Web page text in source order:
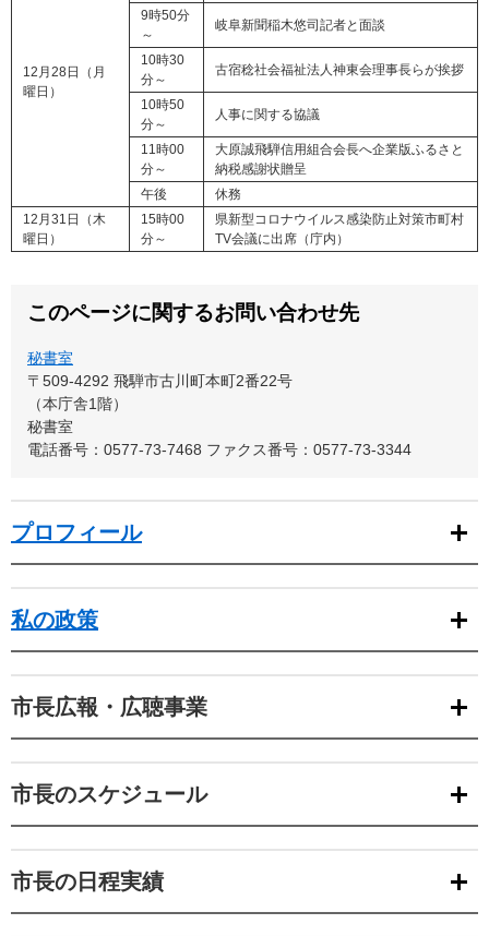
プロフィール
私の政策
市長広報・広聴事業
市長のスケジュール
市長の日程実績
12月28日（月
曜日）
9時50分
～
岐阜新聞稲木悠司記者と面談
10時30
分～
古宿稔社会福祉法人神東会理事長らが挨拶
10時50
分～
人事に関する協議
11時00
分～
大原誠飛騨信用組合会長へ企業版ふるさと
納税感謝状贈呈
午後
休務
12月31日（木
曜日）
15時00
分～
県新型コロナウイルス感染防止対策市町村
TV会議に出席（庁内）
このページに関するお問い合わせ先
秘書室
〒509-4292 飛騨市古川町本町2番22号
（本庁舎1階）
秘書室
電話番号：0577-73-7468 ファクス番号：0577-73-3344